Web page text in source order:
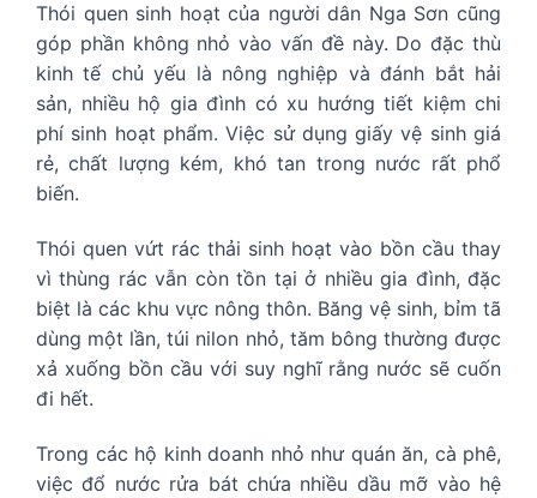
Thói quen sinh hoạt của người dân Nga Sơn cũng
góp phần không nhỏ vào vấn đề này. Do đặc thù
kinh tế chủ yếu là nông nghiệp và đánh bắt hải
sản, nhiều hộ gia đình có xu hướng tiết kiệm chi
phí sinh hoạt phẩm. Việc sử dụng giấy vệ sinh giá
rẻ, chất lượng kém, khó tan trong nước rất phổ
biến.
Thói quen vứt rác thải sinh hoạt vào bồn cầu thay
vì thùng rác vẫn còn tồn tại ở nhiều gia đình, đặc
biệt là các khu vực nông thôn. Băng vệ sinh, bỉm tã
dùng một lần, túi nilon nhỏ, tăm bông thường được
xả xuống bồn cầu với suy nghĩ rằng nước sẽ cuốn
đi hết.
Trong các hộ kinh doanh nhỏ như quán ăn, cà phê,
việc đổ nước rửa bát chứa nhiều dầu mỡ vào hệ